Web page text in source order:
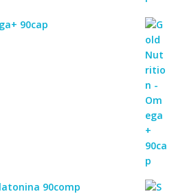
90cap
90comp